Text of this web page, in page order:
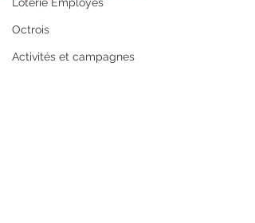
Octrois
Activités et campagnes